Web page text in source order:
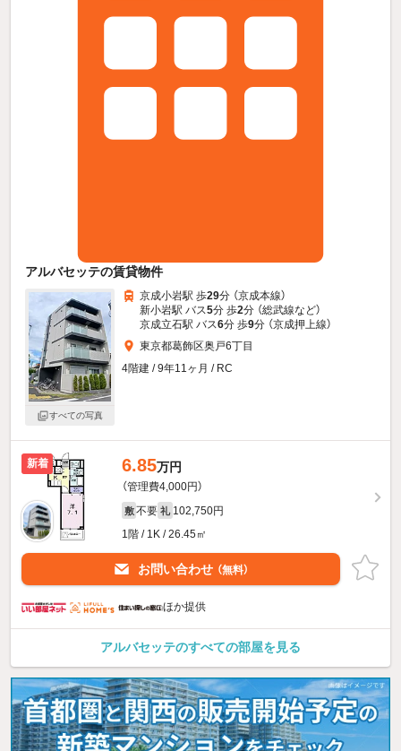
アルバセッテの賃貸物件
すべての写真
京成小岩駅 歩29分 （京成本線）
新小岩駅 バス5分 歩2分 （総武線など）
京成立石駅 バス6分 歩9分 （京成押上線）
東京都葛飾区奥戸6丁目
4階建 / 9年11ヶ月 / RC
新着 6.85万円
（管理費4,000円）
敷 不要 礼 102,750円
1階 / 1K / 26.45㎡
お問い合わせ （無料）
ほか提供
アルバセッテのすべての部屋を見る